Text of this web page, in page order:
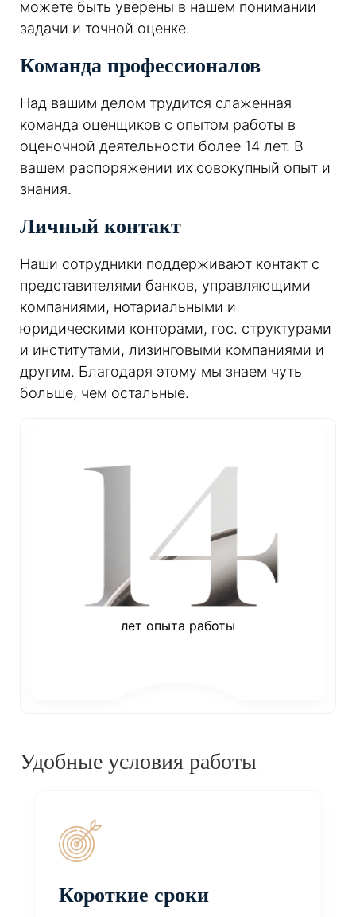
можете быть уверены в нашем понимании
задачи и точной оценке.
Команда профессионалов
Над вашим делом трудится слаженная
команда оценщиков с опытом работы в
оценочной деятельности более 14 лет. В
вашем распоряжении их совокупный опыт и
знания.
Личный контакт
Наши сотрудники поддерживают контакт с
представителями банков, управляющими
компаниями, нотариальными и
юридическими конторами, гос. структурами
и институтами, лизинговыми компаниями и
другим. Благодаря этому мы знаем чуть
больше, чем остальные.
лет опыта работы
Удобные условия работы
Короткие сроки